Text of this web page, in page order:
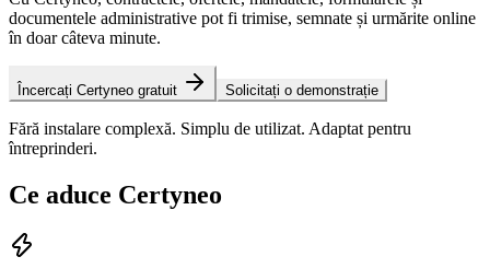
documentele administrative pot fi trimise, semnate și urmărite online
în doar câteva minute.
Încercați Certyneo gratuit Solicitați o demonstrație
Fără instalare complexă. Simplu de utilizat. Adaptat pentru
întreprinderi.
Ce aduce Certyneo